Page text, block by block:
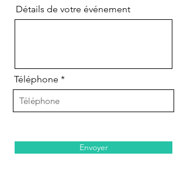
Détails de votre événement
Téléphone
Envoyer